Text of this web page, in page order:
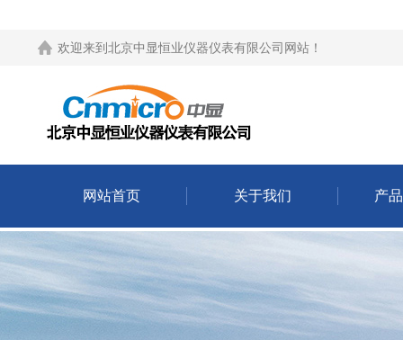
欢迎来到 北京中显恒业仪器仪表有限公司网站 ！
网站首页 关于我们 产